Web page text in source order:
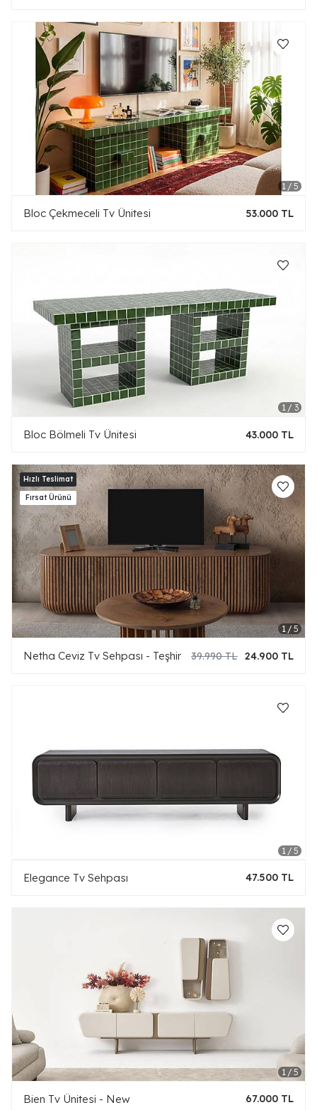
Bloc Çekmeceli Tv Ünitesi 53.000 TL
Bloc Bölmeli Tv Ünitesi 43.000 TL
Netha Ceviz Tv Sehpası - Teşhir 24.900 TL
39.990 TL
Elegance Tv Sehpası 47.500 TL
Bien Tv Ünitesi - New 67.000 TL